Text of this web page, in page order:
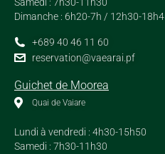
Dimanche : 6h20-7h / 12h30-
+689 40 46 11 60
reservation@vaearai.pf
Guichet de Moorea
Quai de Vaiare
Lundi à vendredi : 4h30-15h50
Samedi : 7h30-11h30